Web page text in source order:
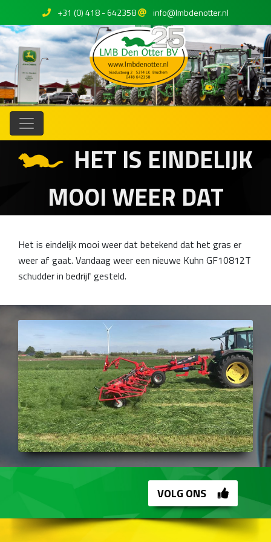
+31 (0) 418 - 642358 info@lmbdenotter.nl
HET IS EINDELIJK
MOOI WEER DAT
Het is eindelijk mooi weer dat betekend dat het gras er
weer af gaat. Vandaag weer een nieuwe Kuhn GF10812T
schudder in bedrijf gesteld.
VOLG ONS